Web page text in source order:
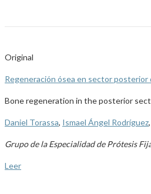
Original
Regeneración ósea en sector
Bone regeneration in the posterior
Daniel Torassa, Ismael Ángel Rodríguez,
Grupo de la Especialidad de Prótesis
Leer